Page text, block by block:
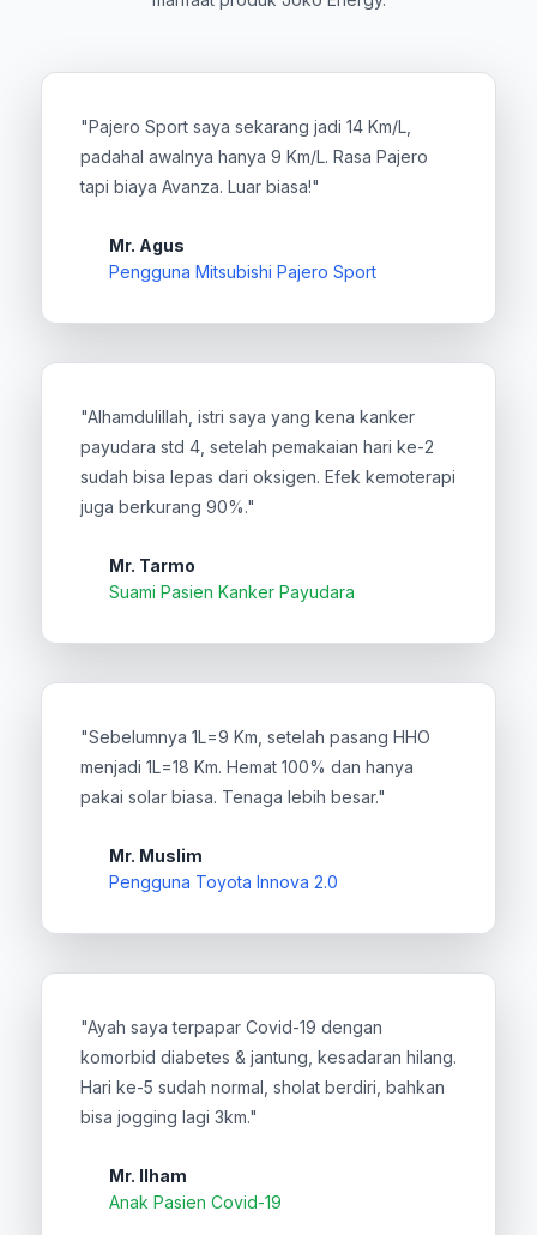
"Pajero Sport saya sekarang jadi 14 Km/L,
padahal awalnya hanya 9 Km/L. Rasa Pajero
tapi biaya Avanza. Luar biasa!"
Mr. Agus
Pengguna Mitsubishi Pajero Sport
"Alhamdulillah, istri saya yang kena kanker
payudara std 4, setelah pemakaian hari ke-2
sudah bisa lepas dari oksigen. Efek kemoterapi
juga berkurang 90%."
Mr. Tarmo
Suami Pasien Kanker Payudara
"Sebelumnya 1L=9 Km, setelah pasang HHO
menjadi 1L=18 Km. Hemat 100% dan hanya
pakai solar biasa. Tenaga lebih besar."
Mr. Muslim
Pengguna Toyota Innova 2.0
"Ayah saya terpapar Covid-19 dengan
komorbid diabetes & jantung, kesadaran hilang.
Hari ke-5 sudah normal, sholat berdiri, bahkan
bisa jogging lagi 3km."
Mr. Ilham
Anak Pasien Covid-19